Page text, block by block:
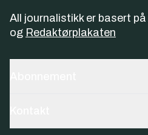
All journalistikk er basert på
og Redaktørplakaten